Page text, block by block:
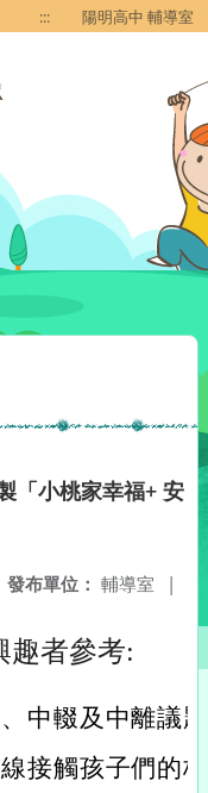
::: 陽明高中 輔導室
「小桃家幸福+ 安
發布單位： 輔導室 |
趣者參考:
中輟及中離議
接觸孩子們的